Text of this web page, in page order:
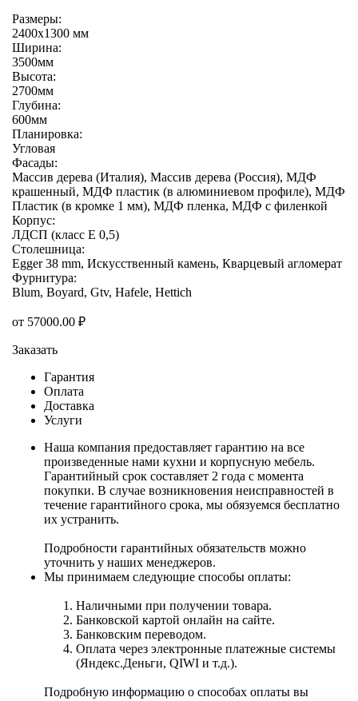
Размеры:
2400х1300 мм
Ширина:
3500мм
Высота:
2700мм
Глубина:
600мм
Планировка:
Угловая
Фасады:
Массив дерева (Италия), Массив дерева (Россия), МДФ
крашенный, МДФ пластик (в алюминиевом профиле), МДФ
Пластик (в кромке 1 мм), МДФ пленка, МДФ с филенкой
Корпус:
ЛДСП (класс E 0,5)
Столешница:
Egger 38 mm, Искусственный камень, Кварцевый агломерат
Фурнитура:
Blum, Boyard, Gtv, Hafele, Hettich
от 57000.00 ₽
Заказать
Гарантия
Оплата
Доставка
Услуги
Наша компания предоставляет гарантию на все
произведенные нами кухни и корпусную мебель.
Гарантийный срок составляет 2 года с момента
покупки. В случае возникновения неисправностей в
течение гарантийного срока, мы обязуемся бесплатно
их устранить.
Подробности гарантийных обязательств можно
уточнить у наших менеджеров.
Мы принимаем следующие способы оплаты:
Наличными при получении товара.
Банковской картой онлайн на сайте.
Банковским переводом.
Оплата через электронные платежные системы
(Яндекс.Деньги, QIWI и т.д.).
Подробную информацию о способах оплаты вы